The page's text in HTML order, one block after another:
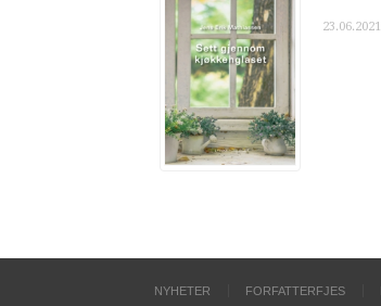
23.06.2021
NYHETER FORFATTERFJES